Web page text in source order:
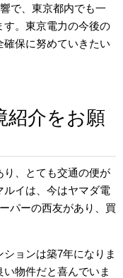
で、東京都内でも一
。東京電力の今後の
保に努めていきたい
紹介をお願
り、とても交通の便が
ルイは、今はヤマダ電
パーの西友があり、買
ョンは築7年になりま
物件だと喜んでいま